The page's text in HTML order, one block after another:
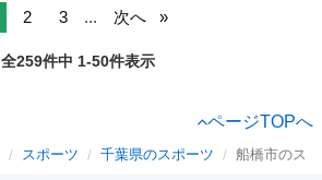
2 3 ... 次へ
全259件中 1-50件表示
ページTOPへ
スポーツ 千葉県のスポーツ 船橋市のス